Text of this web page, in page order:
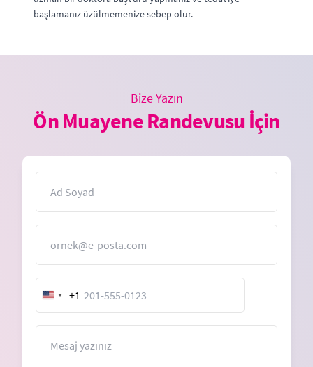
başlamanız üzülmemenize sebep olur.
Bize Yazın
Ön Muayene Randevusu İçin
United
States
+1